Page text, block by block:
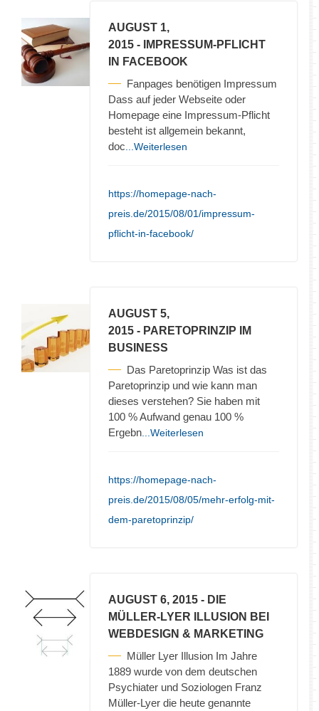
AUGUST 1,
2015 - IMPRESSUM-PFLICHT
IN FACEBOOK
Fanpages benötigen Impressum
Dass auf jeder Webseite oder
Homepage eine Impressum-Pflicht
besteht ist allgemein bekannt,
doc ...Weiterlesen
https://homepage-nach-
preis.de/2015/08/01/impressum-
pflicht-in-facebook/
AUGUST 5,
2015 - PARETOPRINZIP IM
BUSINESS
Das Paretoprinzip Was ist das
Paretoprinzip und wie kann man
dieses verstehen? Sie haben mit
100 % Aufwand genau 100 %
Ergebn ...Weiterlesen
https://homepage-nach-
preis.de/2015/08/05/mehr-erfolg-mit-
dem-paretoprinzip/
AUGUST 6, 2015 - DIE
MÜLLER-LYER ILLUSION BEI
WEBDESIGN & MARKETING
Müller Lyer Illusion Im Jahre
1889 wurde von dem deutschen
Psychiater und Soziologen Franz
Müller-Lyer die heute genannte